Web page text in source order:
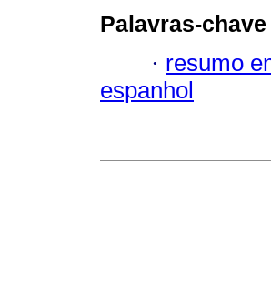
Palavras-chave
· resumo
espanhol